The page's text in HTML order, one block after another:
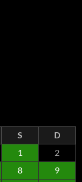
S
D
1
2
8
9